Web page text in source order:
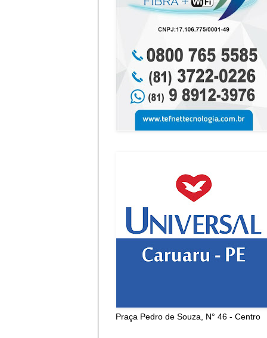
Praça Pedro de Souza, N° 46 - Centro